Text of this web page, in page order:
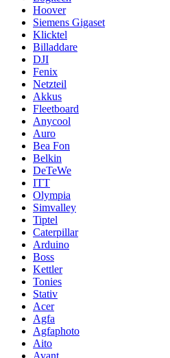
Hoover
Siemens Gigaset
Klicktel
Billaddare
DJI
Fenix
Netzteil
Akkus
Fleetboard
Anycool
Auro
Bea Fon
Belkin
DeTeWe
ITT
Olympia
Simvalley
Tiptel
Caterpillar
Arduino
Boss
Kettler
Tonies
Stativ
Acer
Agfa
Agfaphoto
Aito
Avant